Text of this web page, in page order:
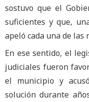
sostuvo que el
suficientes y que,
apeló cada una de las
En ese sentido, el
judiciales fueron
el municipio y
solución durante